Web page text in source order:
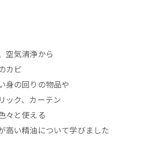
空気清浄から
カビ
身の回りの物品や
ック、カーテン
々と使える
高い精油について学びました